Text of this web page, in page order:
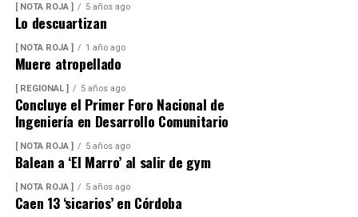
[ NOTA ROJA ] 5 años ago
Lo descuartizan
[ NOTA ROJA ] 1 año ago
Muere atropellado
[ REGIONAL ] 5 años ago
Concluye el Primer Foro Nacional de
Ingeniería en Desarrollo Comunitario
[ NOTA ROJA ] 5 años ago
Balean a ‘El Marro’ al salir de gym
[ NOTA ROJA ] 5 años ago
Caen 13 ‘sicarios’ en Córdoba